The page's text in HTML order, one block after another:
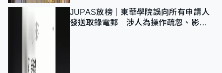
JUPAS放榜｜東華學院誤向所有申請人
發送取錄電郵 涉人為操作疏忽、影響